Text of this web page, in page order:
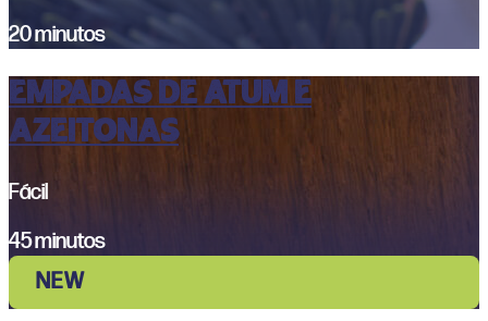
20 minutos
Empadas de Atum e
Azeitonas
Fácil
45 minutos
NEW